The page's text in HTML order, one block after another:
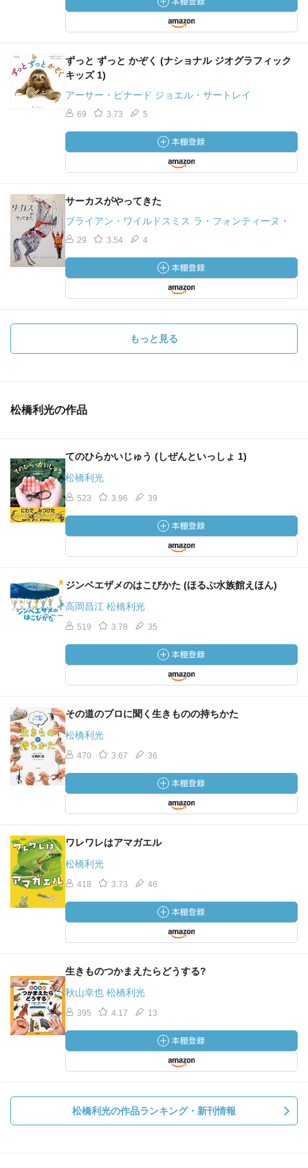
ずっと ずっと かぞく (ナショナル ジオグラフィック
キッズ 1)
アーサー・ビナード ジョエル・サートレイ
69 3.73 5
サーカスがやってきた
ブライアン・ワイルドスミス ラ・フォンティーヌ・
29 3.54 4
もっと見る
松橋利光の作品
てのひらかいじゅう (しぜんといっしょ 1)
松橋利光
523 3.96 39
ジンベエザメのはこびかた (ほるぷ水族館えほん)
高岡昌江 松橋利光
519 3.78 35
その道のプロに聞く生きものの持ちかた
松橋利光
470 3.67 36
ワレワレはアマガエル
松橋利光
418 3.73 46
生きものつかまえたらどうする?
秋山幸也 松橋利光
395 4.17 13
松橋利光の作品ランキング・新刊情報